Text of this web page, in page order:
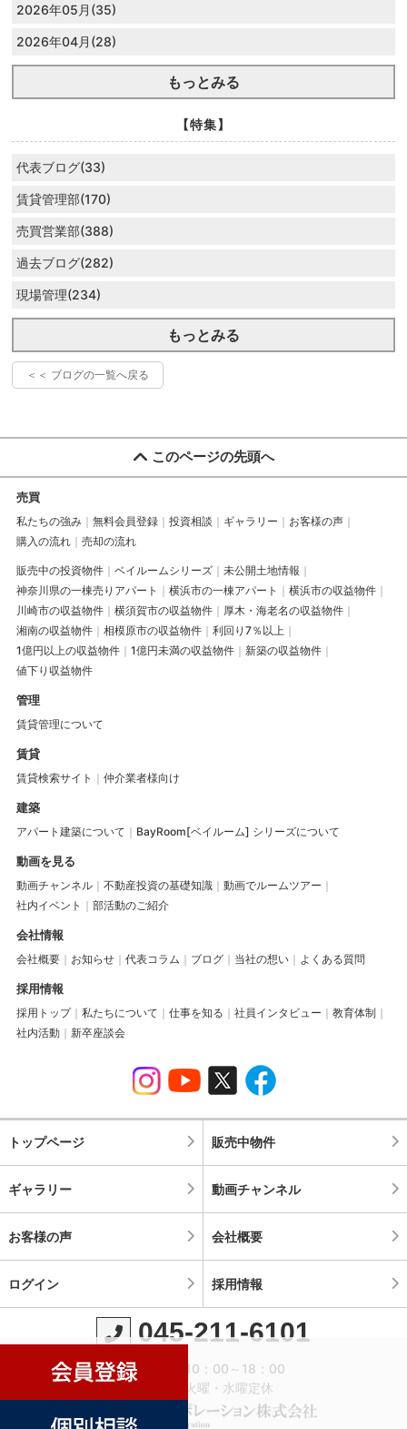
2026年05月(35)
2026年04月(28)
もっとみる
【特集】
代表ブログ(33)
賃貸管理部(170)
売買営業部(388)
過去ブログ(282)
現場管理(234)
もっとみる
＜＜ ブログの一覧へ戻る
このページの先頭へ
売買
私たちの強み 無料会員登録 投資相談 ギャラリー
お客様の声
購入の流れ
売却の流れ
販売中の投資物件 ベイルームシリーズ
未公開土地情報
神奈川県の一棟売りアパート
横浜市の一棟アパート
横浜市の収益物件
川崎市の収益物件
横須賀市の収益物件
厚木・海老名の収益物件
湘南の収益物件
相模原市の収益物件
利回り7％以上
1億円以上の収益物件
1億円未満の収益物件
新築の収益物件
値下り収益物件
管理
賃貸管理について
賃貸
賃貸検索サイト 仲介業者様向け
建築
アパート建築について BayRoom[ベイルーム] シリーズについて
動画を見る
動画チャンネル 不動産投資の基礎知識
動画でルームツアー
社内イベント
部活動のご紹介
会社情報
会社概要 お知らせ 代表コラム ブログ 当社の想い よくある質問
採用情報
採用トップ 私たちについて 仕事を知る 社員インタビュー
教育体制
社内活動
新卒座談会
トップページ 販売中物件
ギャラリー 動画チャンネル
お客様の声 会社概要
ログイン 採用情報
045-211-6101
営業時間：10：00～18：00
定休日：火曜・水曜定休